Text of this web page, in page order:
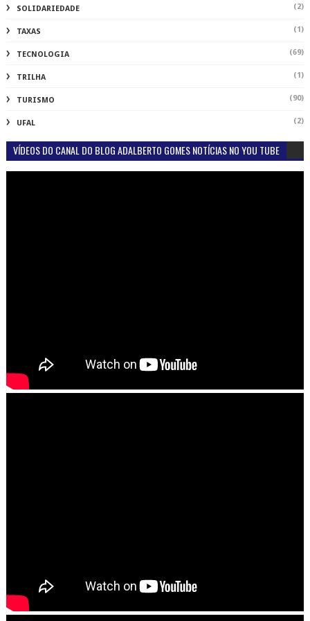
SOLIDARIEDADE (2)
TAXAS (1)
TECNOLOGIA (69)
TRILHA (1)
TURISMO (90)
UFAL (2)
VÍDEOS DO CANAL DO BLOG ADALBERTO GOMES NOTÍCIAS NO YOU TUBE